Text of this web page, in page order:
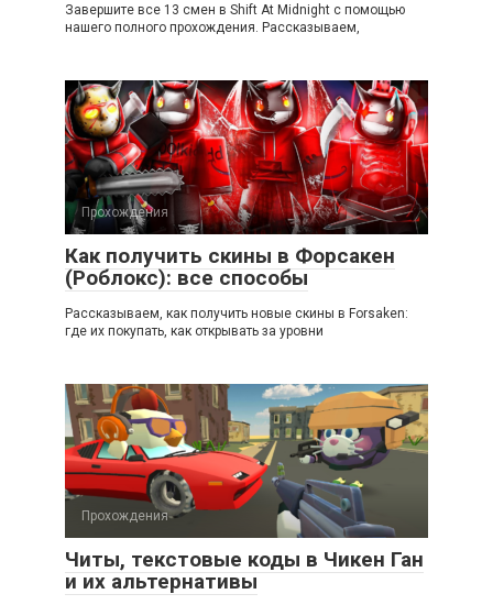
Завершите все 13 смен в Shift At Midnight с помощью
нашего полного прохождения. Рассказываем,
Прохождения
Как получить скины в Форсакен
(Роблокс): все способы
Рассказываем, как получить новые скины в Forsaken:
где их покупать, как открывать за уровни
Прохождения
Читы, текстовые коды в Чикен Ган
и их альтернативы